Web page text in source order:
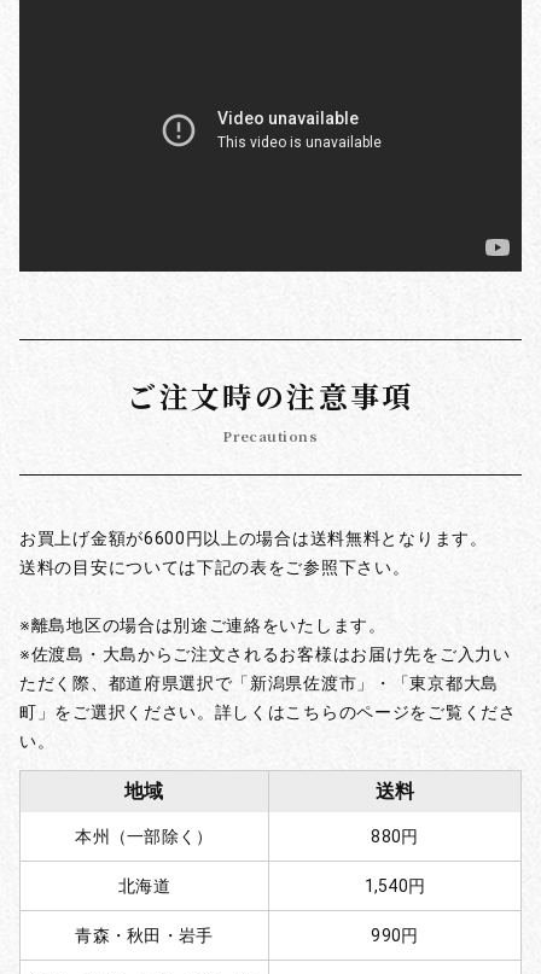
ご注文時の注意事項
Precautions
お買上げ金額が6600円以上の場合は送料無料となります。
送料の目安については下記の表をご参照下さい。
※離島地区の場合は別途ご連絡をいたします。
※佐渡島・大島からご注文されるお客様はお届け先をご入力い
ただく際、都道府県選択で「新潟県佐渡市」・「東京都大島
町」をご選択ください。詳しくはこちらのページをご覧くださ
い。
地域 送料
本州（一部除く） 880円
北海道 1,540円
青森・秋田・岩手 990円